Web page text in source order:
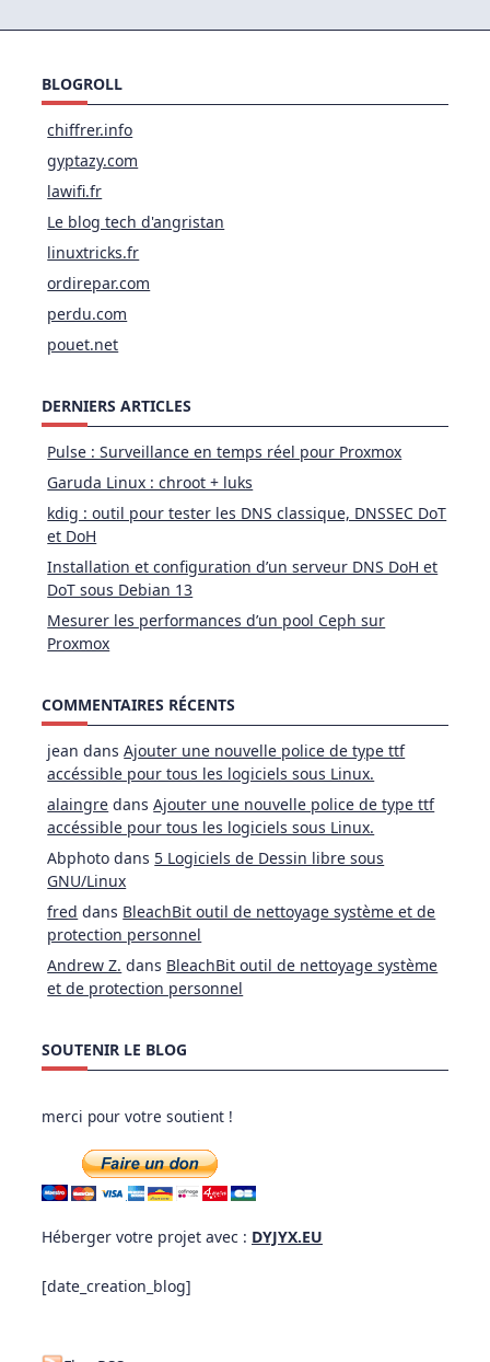
BLOGROLL
chiffrer.info
gyptazy.com
lawifi.fr
Le blog tech d'angristan
linuxtricks.fr
ordirepar.com
perdu.com
pouet.net
DERNIERS ARTICLES
Pulse : Surveillance en temps réel pour Proxmox
Garuda Linux : chroot + luks
kdig : outil pour tester les DNS classique, DNSSEC DoT
et DoH
Installation et configuration d’un serveur DNS DoH et
DoT sous Debian 13
Mesurer les performances d’un pool Ceph sur
Proxmox
COMMENTAIRES RÉCENTS
jean dansAjouter une nouvelle police de type ttf
accéssible pour tous les logiciels sous Linux.
alaingre dansAjouter une nouvelle police de type ttf
accéssible pour tous les logiciels sous Linux.
Abphoto dans 5 Logiciels de Dessin libre sous
GNU/Linux
fred dans BleachBit outil de nettoyage système et de
protection personnel
Andrew Z. dans BleachBit outil de nettoyage système
et de protection personnel
SOUTENIR LE BLOG
merci pour votre soutient !
Héberger votre projet avec : DYJYX.EU
[date_creation_blog]